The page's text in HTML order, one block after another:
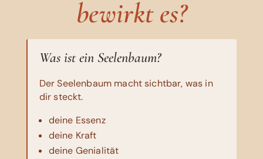
bewirkt es?
Was ist ein Seelenbaum?
Der Seelenbaum macht sichtbar, was in
dir steckt.
deine Essenz
deine Kraft
deine Genialität